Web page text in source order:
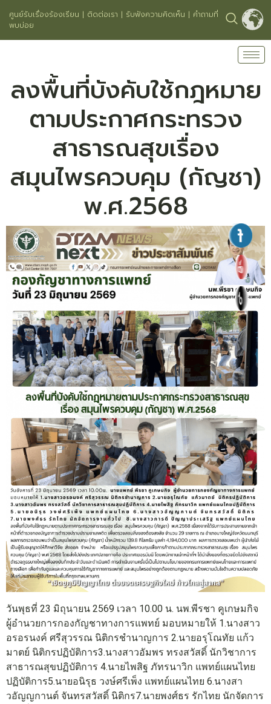
ศูนย์รับเรื่องร้องเรียน | ติดต่อเรา | รับฟังความคิดเห็น | คำถามที่
พบบ่อย
ลงพื้นที่บังคับใช้กฎหมาย
ตามประกาศกระทรวง
สาธารณสุขเรื่อง
สมุนไพรควบคุม (กัญชา)
พ.ศ.2568
วันพุธที่ 23 มิถุนายน 2569 เวลา 10.00 น. นพ.พีรชา คูเกษมกิจ
ผู้อำนวยการกองกัญชาทางการแพทย์ มอบหมายให้ 1.นางสาว
อรอรนงค์ ศรีสุวรรณ นิติกรชำนาญการ 2.นายอรุโณทัย แก้ว
มาตย์ นิติกรปฏิบัติการ3.นางสาวอัมพร ทรงสวัสดิ์ นักวิชาการ
สาธารณสุขปฏิบัติการ 4.นายไพสิฐ ภัทรนาวิก แพทย์แผนไทย
ปฏิบัติการ5.นายอนิรุธ วงษ์ศรีเพ็ง แพทย์แผนไทย 6.นางสา
วอัญญกานต์ จันทรสวัสดิ์ นิติกร7.นายพงศ์ธร รักไทย นักจัดการ